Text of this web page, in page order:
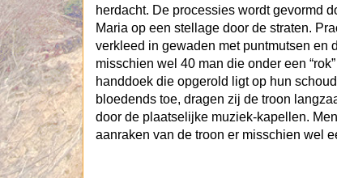
herdacht. De processies wordt gevormd
Maria op een stellage door de straten.
verkleed in gewaden met puntmutsen en
misschien wel 40 man die onder een
handdoek die opgerold ligt op hun
bloedends toe, dragen zij de troon
door de plaatselijke muziek-kapellen.
aanraken van de troon er misschien wel